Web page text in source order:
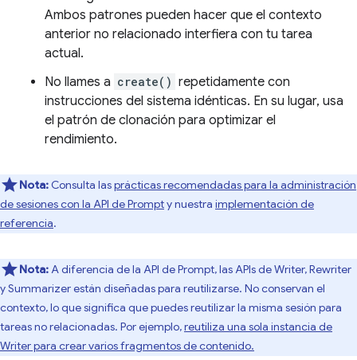
Ambos patrones pueden hacer que el contexto
anterior no relacionado interfiera con tu tarea
actual.
No llames a create() repetidamente con
instrucciones del sistema idénticas. En su lugar, usa
el patrón de clonación para optimizar el
rendimiento.
Nota: Consulta lasprácticas recomendadas para la administración
de sesiones con la API de Prompty nuestra implementación de
referencia.
Nota:A diferencia de la API de Prompt, las APIs de Writer, Rewriter
y Summarizer están diseñadas para reutilizarse. No conservan el
contexto, lo que significa que puedes reutilizar la misma sesión para
tareas no relacionadas. Por ejemplo,reutiliza una sola instancia de
Writer para crear varios fragmentos de contenido.